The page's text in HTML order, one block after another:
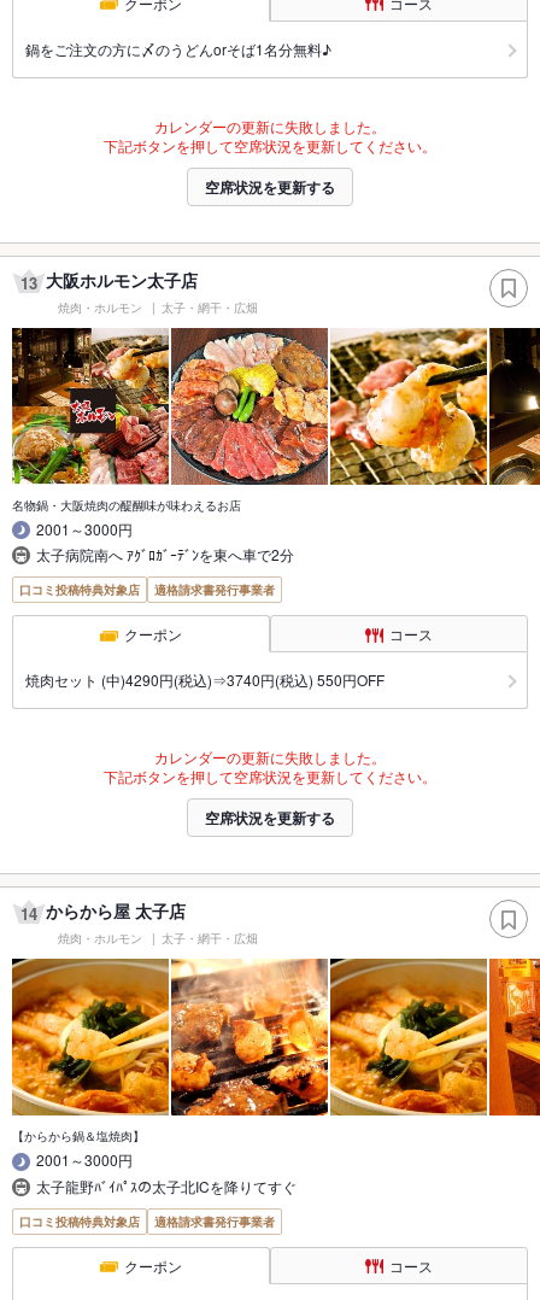
鍋をご注文の方に〆のうどんorそば1名分無料♪
カレンダーの更新に失敗しました。
下記ボタンを押して空席状況を更新してください。
空席状況を更新する
13 大阪ホルモン太子店
焼肉・ホルモン 太子・網干・広畑
名物鍋・大阪焼肉の醍醐味が味わえるお店
2001～3000円
太子病院南へ ｱｸﾞﾛｶﾞｰﾃﾞﾝを東へ車で2分
口コミ投稿特典対象店 適格請求書発行事業者
クーポン コース
焼肉セット (中)4290円(税込)⇒3740円(税込) 550円OFF
カレンダーの更新に失敗しました。
下記ボタンを押して空席状況を更新してください。
空席状況を更新する
14 からから屋 太子店
焼肉・ホルモン 太子・網干・広畑
【からから鍋＆塩焼肉】
2001～3000円
太子龍野ﾊﾞｲﾊﾟｽの太子北ICを降りてすぐ
口コミ投稿特典対象店 適格請求書発行事業者
クーポン コース